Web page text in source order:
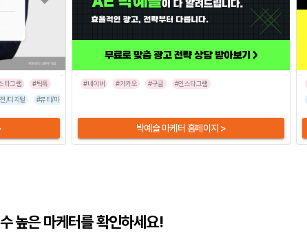
타그램
#틱톡
/디지털 #뷰티/미용
#네이버 #카카오 #구글 #인스타그램
박예슬 마케터 홈페이지 >
높은 마케터를 확인하세요!